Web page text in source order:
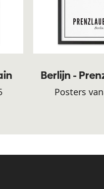
Berlijn -
Posters